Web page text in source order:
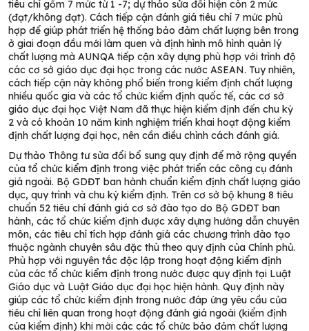
tiêu chí gồm 7 mức từ 1 -7; dự thảo sửa đổi hiện còn 2 mức
(đạt/không đạt). Cách tiếp cận đánh giá tiêu chí 7 mức phù
hợp để giúp phát triển hệ thống bảo đảm chất lượng bên trong
ở giai đoạn đầu mới làm quen và định hình mô hình quản lý
chất lượng mà AUNQA tiếp cận xây dựng phù hợp với trình độ
các cơ sở giáo dục đại học trong các nước ASEAN. Tuy nhiên,
cách tiếp cận này không phổ biến trong kiểm định chất lượng
nhiều quốc gia và các tổ chức kiểm định quốc tế, các cơ sở
giáo dục đại học Việt Nam đã thực hiện kiểm định đến chu kỳ
2 và có khoản 10 năm kinh nghiệm triển khai hoạt động kiểm
định chất lượng đại học, nên cần điều chỉnh cách đánh giá.
Dự thảo Thông tư sửa đổi bổ sung quy định để mở rộng quyền
của tổ chức kiểm định trong việc phát triển các công cụ đánh
giá ngoài. Bộ GDĐT ban hành chuẩn kiểm định chất lượng giáo
dục, quy trình và chu kỳ kiểm định. Trên cơ sở bộ khung 8 tiêu
chuẩn 52 tiêu chí đánh giá cơ sở đào tạo do Bộ GDĐT ban
hành, các tổ chức kiểm định được xây dựng hướng dẫn chuyên
môn, các tiêu chí tích hợp đánh giá các chương trình đào tạo
thuộc ngành chuyên sâu đặc thù theo quy định của Chính phủ.
Phù hợp với nguyên tắc độc lập trong hoạt động kiểm định
của các tổ chức kiểm định trong nước được quy định tại Luật
Giáo dục và Luật Giáo dục đại học hiện hành. Quy định này
giúp các tổ chức kiểm định trong nước đáp ứng yêu cầu của
tiêu chí liên quan trong hoạt động đánh giá ngoài (kiểm định
của kiểm định) khi mời các các tổ chức bảo đảm chất lượng